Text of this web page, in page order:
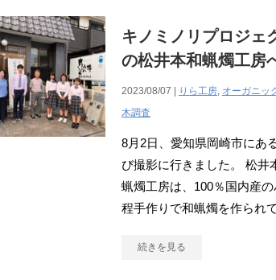
キノミノリプロジェ
の松井本和蝋燭工房
2023/08/07 | りら工房, オーガニッ
木調査
8月2日、愛知県岡崎市にあ
び撮影に行きました。 松井
蝋燭工房は、100％国内産
程手作りで和蝋燭を作られ
続きを見る